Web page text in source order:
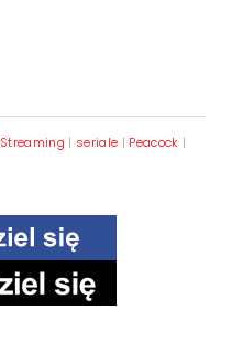
Streaming | seriale | Peacock |